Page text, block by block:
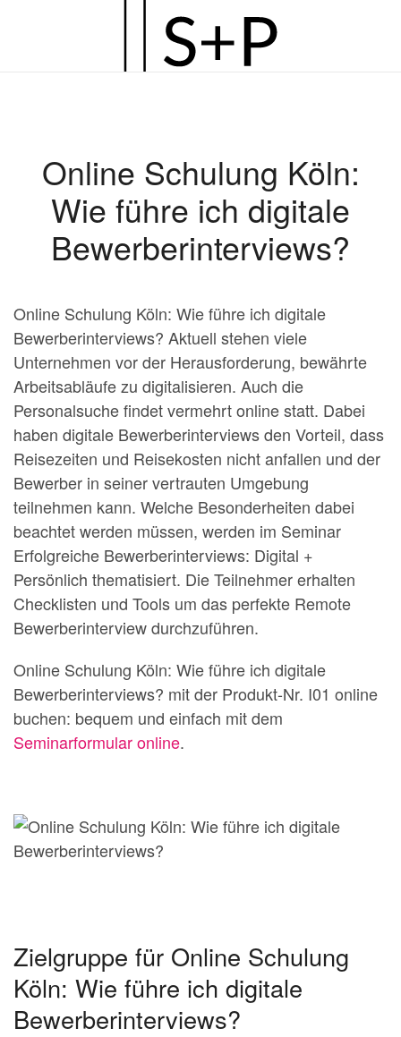
Online Schulung Köln:
Wie führe ich digitale
Bewerberinterviews?
Online Schulung Köln: Wie führe ich digitale
Bewerberinterviews? Aktuell stehen viele
Unternehmen vor der Herausforderung, bewährte
Arbeitsabläufe zu digitalisieren. Auch die
Personalsuche findet vermehrt online statt. Dabei
haben digitale Bewerberinterviews den Vorteil, dass
Reisezeiten und Reisekosten nicht anfallen und der
Bewerber in seiner vertrauten Umgebung
teilnehmen kann. Welche Besonderheiten dabei
beachtet werden müssen, werden im Seminar
Erfolgreiche Bewerberinterviews: Digital +
Persönlich thematisiert. Die Teilnehmer erhalten
Checklisten und Tools um das perfekte Remote
Bewerberinterview durchzuführen.
Online Schulung Köln: Wie führe ich digitale
Bewerberinterviews? mit der Produkt-Nr. I01 online
buchen: bequem und einfach mit dem
Seminarformular online.
Zielgruppe für Online Schulung
Köln: Wie führe ich digitale
Bewerberinterviews?